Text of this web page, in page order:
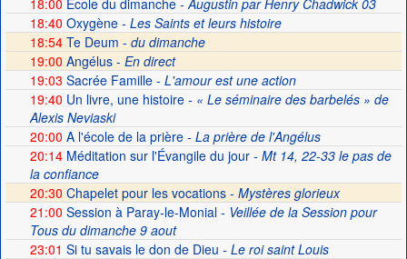
18:00 Ecole du dimanche- Augustin par Henry Chadwick 03
18:40 Oxygène- Les Saints et leurs histoire
18:54Te Deum - du dimanche
19:00 Angélus - En direct
19:03 Sacrée Famille- L'amour est une action
19:40 Un livre, une histoire- « Le séminaire des barbelés » de
Alexis Neviaski
20:00 A l'école de la prière- La prière de l'Angélus
20:14Méditation sur l'Évangile du jour- Mt 14, 22-33 le pas de
la confiance
20:30 Chapelet pour les vocations - Mystères glorieux
21:00 Session à Paray-le-Monial- Veillée de la Session pour
Tous du dimanche 9 aout
23:01 Si tu savais le don de Dieu - Le roi saint Louis